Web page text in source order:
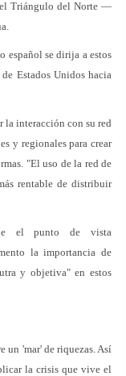
Triángulo del Norte —
español se dirija a estos
Estados Unidos hacia
la interacción con su red
y regionales para crear
"El uso de la red de
rentable de distribuir
el punto de vista
la importancia de
y objetiva" en estos
un 'mar' de riquezas. Así
la crisis que vive el